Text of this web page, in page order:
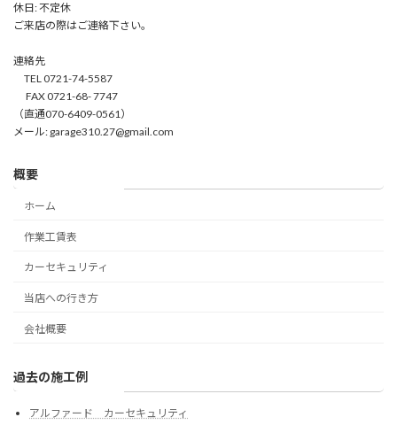
休日: 不定休
ご来店の際はご連絡下さい。
連絡先
TEL 0721-74-5587
FAX 0721-68- 7747
（直通070-6409-0561）
メール: garage310.27@gmail.com
概要
ホーム
作業工賃表
カーセキュリティ
当店への行き方
会社概要
過去の施工例
アルファード カーセキュリティ